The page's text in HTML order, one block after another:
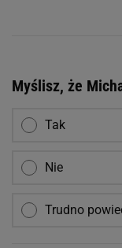
Myślisz, że
Tak
Nie
Trudno